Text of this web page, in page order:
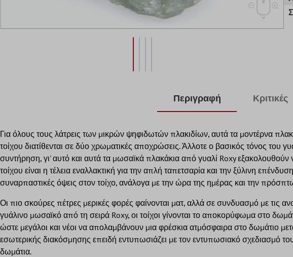
Περιγραφή Κριτικές
Για όλους τους λάτρεις των μικρών ψηφιδωτών πλακιδίων, αυτά τα μοντέρνα
τοίχου διατίθενται σε δύο χρωματικές αποχρώσεις. Άλλοτε ο βασικός τόνος του
συντήρηση, γι' αυτό και αυτά τα μωσαϊκά πλακάκια από γυαλί Roxy
τοίχου είναι η τέλεια εναλλακτική για την απλή ταπετσαρία και την ξύλινη
συναρπαστικές όψεις στον τοίχο, ανάλογα με την ώρα της ημέρας και την
Οι πιο σκούρες πέτρες μερικές φορές φαίνονται ματ, αλλά σε συνδυασμό με τις
γυάλινο μωσαϊκό από τη σειρά Roxy, οι τοίχοι γίνονται το αποκορύφωμα στο
ώστε μεγάλοι και νέοι να απολαμβάνουν μια φρέσκια ατμόσφαιρα στο δωμάτιο
εσωτερικής διακόσμησης επειδή εντυπωσιάζει με τον εντυπωσιακό σχεδιασμό
δωμάτια.